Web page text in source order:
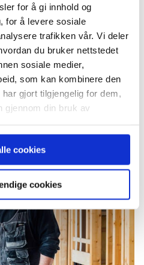
for å gi innhold og
for å levere sosiale
trafikken vår. Vi deler
du bruker nettstedet
sosiale medier,
som kan kombinere den
gjort tilgjengelig for dem,
gjennom din bruk av
cookies
cookies
tømrere /
til på Jessheim
og godt
Vi søker…